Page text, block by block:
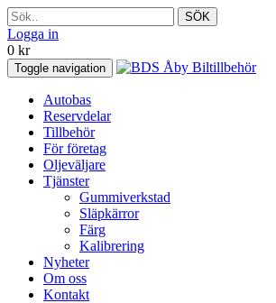
SÖK
Logga in
0 kr
Toggle navigation
Autobas
Reservdelar
Tillbehör
För företag
Oljeväljare
Tjänster
Gummiverkstad
Släpkärror
Färg
Kalibrering
Nyheter
Om oss
Kontakt